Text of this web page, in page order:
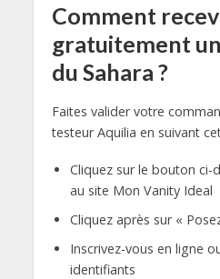
Comment
gratuitement
du Sahara ?
Faites valider votre
testeur Aquilia en suivant
Cliquez sur le bouton ci-
au site Mon Vanity Ideal
Cliquez après sur «
Inscrivez-vous en ligne
identifiants